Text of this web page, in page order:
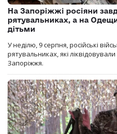
На Запоріжжі росіяни
рятувальниках, а на
дітьми
У неділю, 9 серпня, російські
рятувальниках, які
Запоріжжя.